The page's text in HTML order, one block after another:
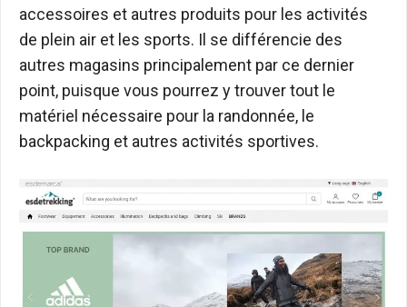
accessoires et autres produits pour les activités
de plein air et les sports. Il se différencie des
autres magasins principalement par ce dernier
point, puisque vous pourrez y trouver tout le
matériel nécessaire pour la randonnée, le
backpacking et autres activités sportives.